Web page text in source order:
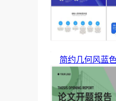
简约几何风蓝